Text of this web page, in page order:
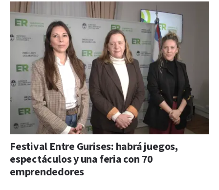
Festival Entre Gurises: habrá juegos,
espectáculos y una feria con 70
emprendedores